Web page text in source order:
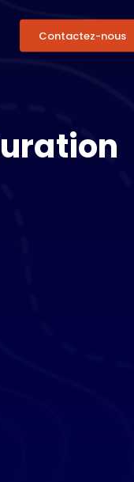
Contactez-nous
uration